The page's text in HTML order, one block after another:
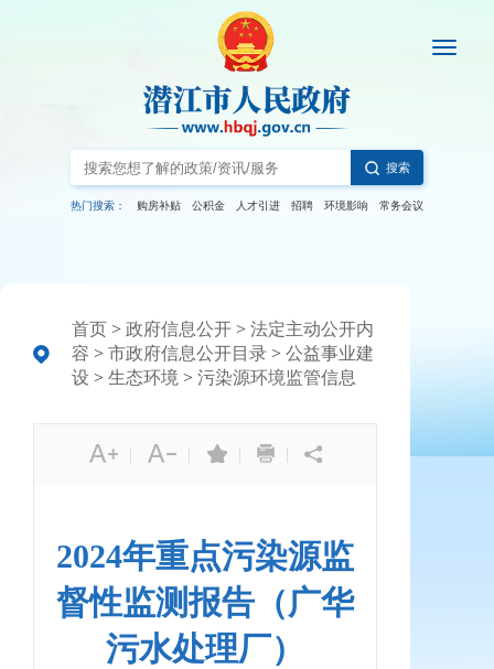
搜索
热门搜索： 购房补贴 公积金 人才引进 招聘 环境影响 常务会议
首页 > 政府信息公开 > 法定主动公开内
容 > 市政府信息公开目录 > 公益事业建
设 > 生态环境 > 污染源环境监管信息
| | | |
2024年重点污染源监
督性监测报告（广华
污水处理厂）